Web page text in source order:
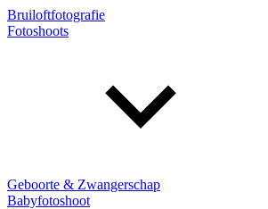
Bruiloftfotografie
Fotoshoots
Geboorte & Zwangerschap
Babyfotoshoot